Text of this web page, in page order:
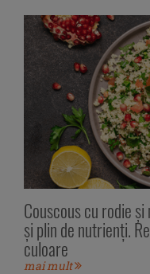
Couscous cu rodie
și plin de nutrienți.
culoare
mai mult